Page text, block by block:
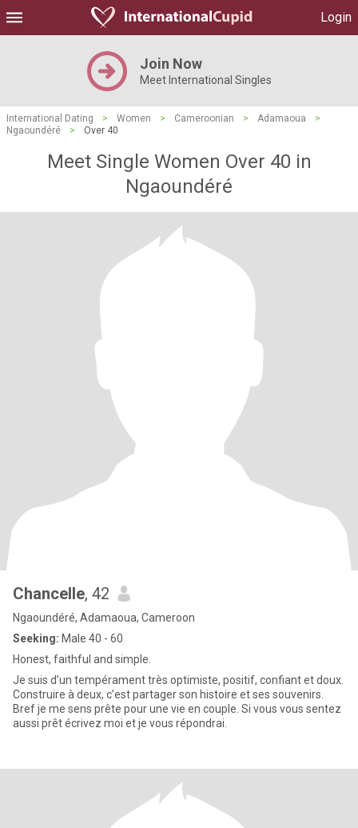
Login
Join Now
Meet International Singles
International Dating > Women > Cameroonian > Adamaoua
>
Ngaoundéré
> Over 40
Meet Single Women Over 40 in
Ngaoundéré
Chancelle, 42
Ngaoundéré, Adamaoua, Cameroon
Seeking: Male 40 - 60
Honest, faithful and simple.
Je suis d’un tempérament très optimiste, positif, confiant et doux.
Construire à deux, c’est partager son histoire et ses souvenirs.
Bref je me sens prête pour une vie en couple. Si vous vous sentez
aussi prêt écrivez moi et je vous répondrai.